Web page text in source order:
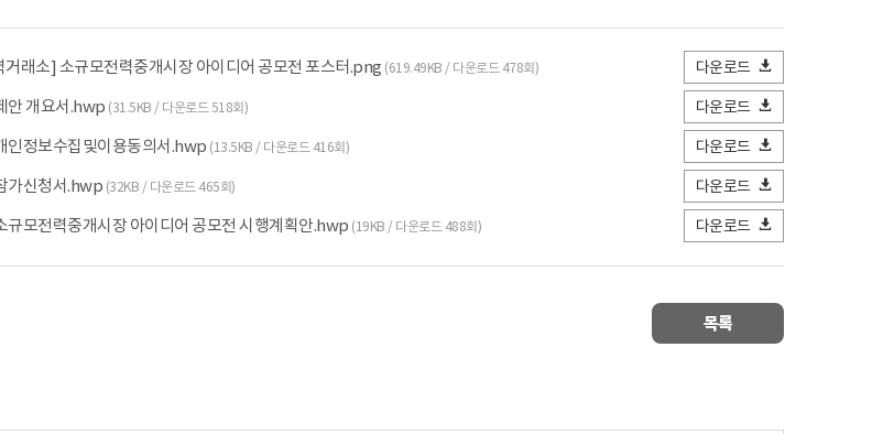
거래소] 소규모전력중개시장 아이디어 공모전 포스터.png (619.49KB / 다운로드 478회) 다운로드
안 개요서.hwp (31.5KB / 다운로드 518회) 다운로드
인정보수집및이용동의서.hwp (13.5KB / 다운로드 416회) 다운로드
가신청서.hwp (32KB / 다운로드 465회) 다운로드
규모전력중개시장 아이디어 공모전 시행계획안.hwp (19KB / 다운로드 488회) 다운로드
목록